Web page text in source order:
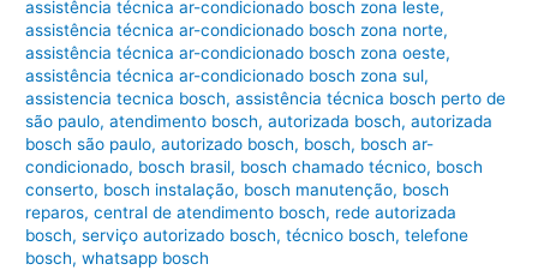
assistência técnica ar-condicionado bosch zona leste,
assistência técnica ar-condicionado bosch zona norte,
assistência técnica ar-condicionado bosch zona oeste,
assistência técnica ar-condicionado bosch zona sul,
assistencia tecnica bosch,assistência técnica bosch perto de
são paulo,atendimento bosch,autorizada bosch,autorizada
bosch são paulo,autorizado bosch, bosch, bosch ar-
condicionado, bosch brasil, bosch chamado técnico, bosch
conserto, bosch instalação, bosch manutenção, bosch
reparos,central de atendimento bosch, rede autorizada
bosch,serviço autorizado bosch,técnico bosch,telefone
bosch,whatsapp bosch